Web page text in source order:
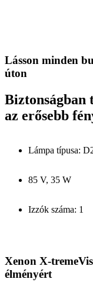
Lásson minden
úton
Biztonságban
az erősebb
Lámpa típusa:
85 V, 35 W
Izzók száma: 1
Xenon X-
élményért